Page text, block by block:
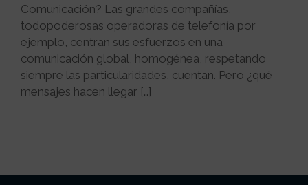
Comunicación? Las grandes compañías,
todopoderosas operadoras de telefonía por
ejemplo, centran sus esfuerzos en una
comunicación global, homogénea, respetando
siempre las particularidades, cuentan. Pero ¿qué
mensajes hacen llegar […]